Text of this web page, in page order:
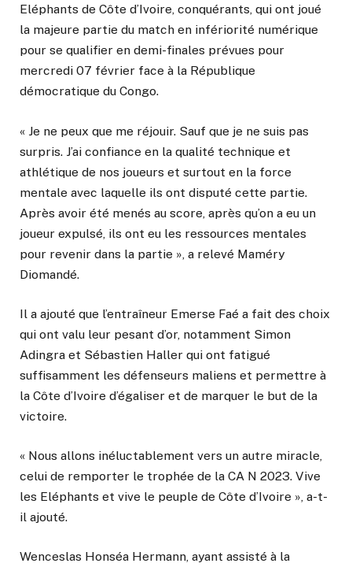
Eléphants de Côte d’Ivoire, conquérants, qui ont joué
la majeure partie du match en infériorité numérique
pour se qualifier en demi-finales prévues pour
mercredi 07 février face à la République
démocratique du Congo.
« Je ne peux que me réjouir. Sauf que je ne suis pas
surpris. J’ai confiance en la qualité technique et
athlétique de nos joueurs et surtout en la force
mentale avec laquelle ils ont disputé cette partie.
Après avoir été menés au score, après qu’on a eu un
joueur expulsé, ils ont eu les ressources mentales
pour revenir dans la partie », a relevé Maméry
Diomandé.
Il a ajouté que l’entraîneur Emerse Faé a fait des choix
qui ont valu leur pesant d’or, notamment Simon
Adingra et Sébastien Haller qui ont fatigué
suffisamment les défenseurs maliens et permettre à
la Côte d’Ivoire d’égaliser et de marquer le but de la
victoire.
« Nous allons inéluctablement vers un autre miracle,
celui de remporter le trophée de la CA N 2023. Vive
les Eléphants et vive le peuple de Côte d’Ivoire », a-t-
il ajouté.
Wenceslas Honséa Hermann, ayant assisté à la